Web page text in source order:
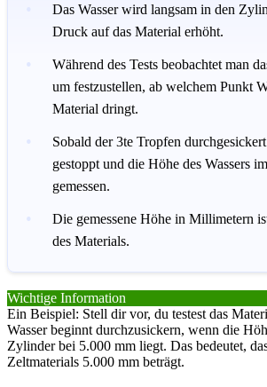
Das Wasser wird langsam in den
Druck auf das Material erhöht.
Während des Tests beobachtet man
um festzustellen, ab welchem Punkt
Material dringt.
Sobald der 3te Tropfen
gestoppt und die Höhe des Wassers
gemessen.
Die gemessene Höhe in Millimetern
des Materials.
Wichtige Information
Ein Beispiel: Stell dir vor, du testest das
Wasser beginnt durchzusickern, wenn die
Zylinder bei 5.000 mm liegt. Das bedeutet,
Zeltmaterials 5.000 mm beträgt.